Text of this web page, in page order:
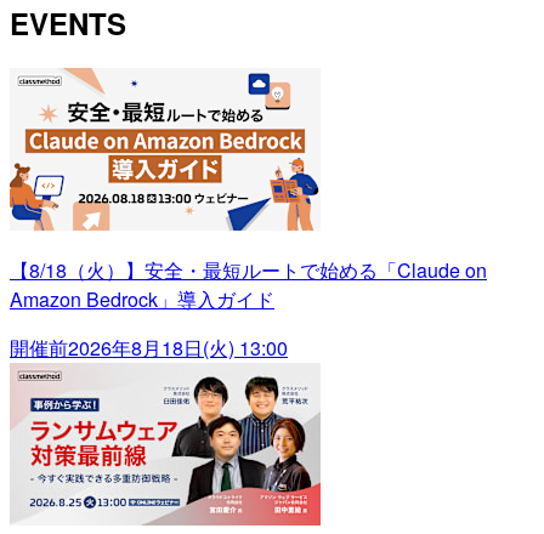
EVENTS
【8/18（火）】安全・最短ルートで始める「Claude on
Amazon Bedrock」導入ガイド
開催前2026年8月18日(火) 13:00